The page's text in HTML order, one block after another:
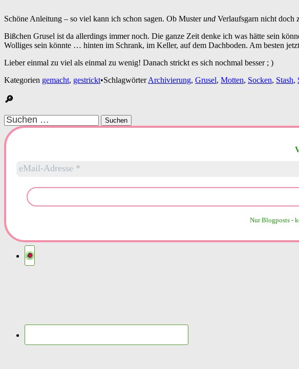
Schöne Anleitung – so viel kann ich schon sagen. Ob Musterund Verlaufsgarn nicht doch
Bißchen Grusel ist da allerdings immer noch. Die ganze Zeit denke ich was hätte sein
Wolliges sein könnte … hinten im Schrank, im Keller, auf dem Dachboden. Am besten
Lieber einmal zu viel als einmal zu wenig! Danach strickt es sich nochmal besser ; )
Kategorien gemacht, gestrickt•SchlagwörterArchivierung, Grusel, Motten, Socken, Stash,
🔎
Suchen
nach:
Nur Blogposts -